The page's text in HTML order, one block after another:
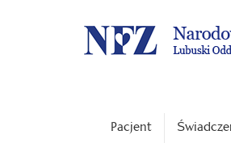
Pacjent